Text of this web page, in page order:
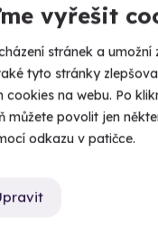
vyřešit
stránek a umožní
tyto stránky
na webu. Po
povolit jen
odkazu v patičce.
9.8(48)
- 24
Na